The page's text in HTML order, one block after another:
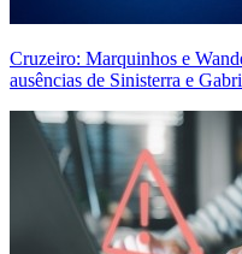
Cruzeiro: Marquinhos e
ausências de Sinisterra e